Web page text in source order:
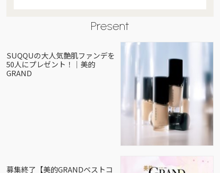
Present
SUQQUの大人気艶肌ファンデを
50人にプレゼント！｜美的
GRAND
募集終了【美的GRANDベストコ